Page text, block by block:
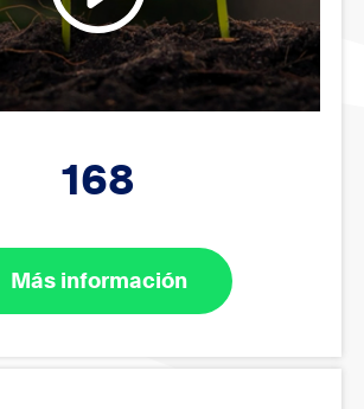
168
Más información